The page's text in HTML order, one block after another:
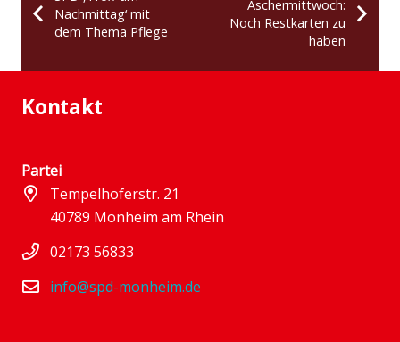
Nachmittag‘ mit
dem Thema Pflege
Aschermittwoch:
Noch Restkarten zu
haben
Kontakt
Partei
Tempelhoferstr. 21
40789 Monheim am Rhein
02173 56833
info@spd-monheim.de